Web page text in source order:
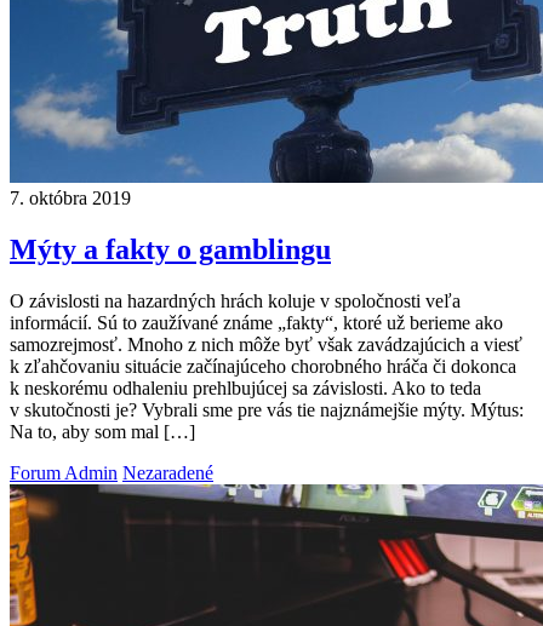
7. októbra 2019
Mýty a fakty o gamblingu
O závislosti na hazardných hrách koluje v spoločnosti veľa
informácií. Sú to zaužívané známe „fakty“, ktoré už berieme ako
samozrejmosť. Mnoho z nich môže byť však zavádzajúcich a viesť
k zľahčovaniu situácie začínajúceho chorobného hráča či dokonca
k neskorému odhaleniu prehlbujúcej sa závislosti. Ako to teda
v skutočnosti je? Vybrali sme pre vás tie najznámejšie mýty. Mýtus:
Na to, aby som mal […]
Forum Admin Nezaradené